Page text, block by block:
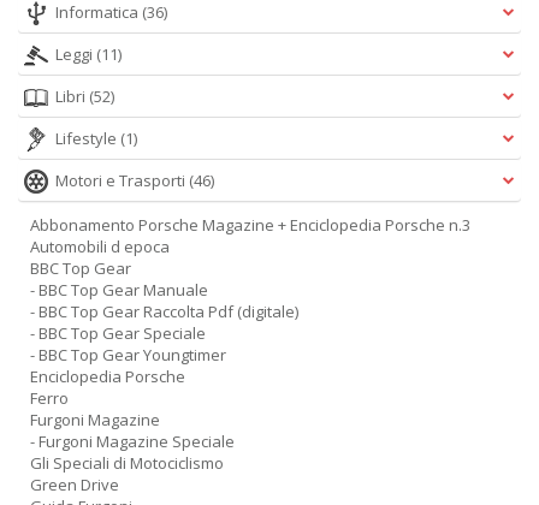
Informatica (36)
Leggi (11)
Libri (52)
Lifestyle (1)
Motori e Trasporti (46)
Abbonamento Porsche Magazine + Enciclopedia Porsche n.3
Automobili d epoca
BBC Top Gear
- BBC Top Gear Manuale
- BBC Top Gear Raccolta Pdf (digitale)
- BBC Top Gear Speciale
- BBC Top Gear Youngtimer
Enciclopedia Porsche
Ferro
Furgoni Magazine
- Furgoni Magazine Speciale
Gli Speciali di Motociclismo
Green Drive